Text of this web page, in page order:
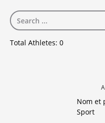
Total Athletes: 0
Nom et
Sport